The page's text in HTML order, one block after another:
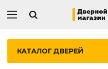
КАТАЛОГДВЕРЕЙ